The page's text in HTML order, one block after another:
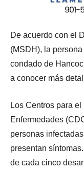
De acuerdo con el
(MSDH), la
condado de
a conocer más
Los Centros para
Enfermedades
personas
presentan
de cada cinco